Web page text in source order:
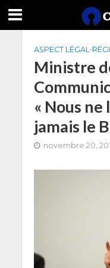
ASPECT LÉGAL•
Ministre
« Nous
jamais le
novembre 20,